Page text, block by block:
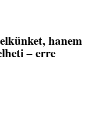
hanem
– erre